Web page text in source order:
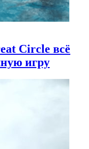
Circle всё
игру